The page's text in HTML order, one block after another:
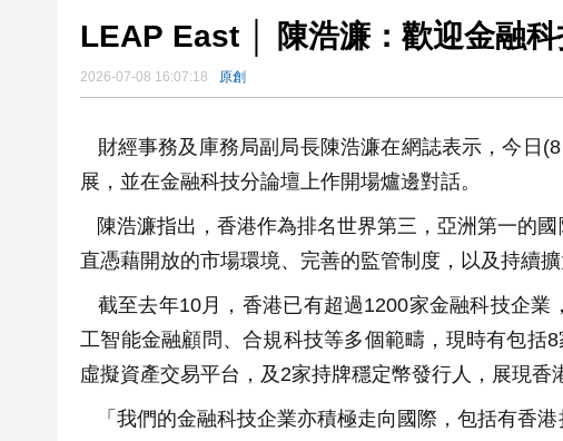
LEAP East │ 陳浩濂：歡迎金融
2026-07-08 16:07:18 原創
財經事務及庫務局副局長陳浩濂在網誌表示，今日
展，並在金融科技分論壇上作開場爐邊對話。
陳浩濂指出，香港作為排名世界第三，亞洲第一的
直憑藉開放的市場環境、完善的監管制度，以及持續
截至去年10月，香港已有超過1200家金融科技企業
工智能金融顧問、合規科技等多個範疇，現時有包括
虛擬資產交易平台，及2家持牌穩定幣發行人，展現香
「我們的金融科技企業亦積極走向國際，包括有香